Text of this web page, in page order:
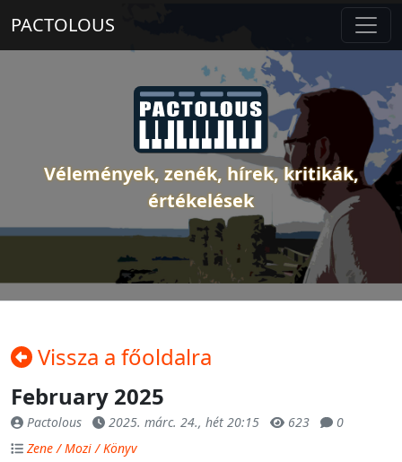
PACTOLOUS
Vélemények, zenék, hírek, kritikák,
értékelések
Vissza a főoldalra
February 2025
Pactolous 2025. márc. 24., hét 20:15 623
0
Zene / Mozi / Könyv